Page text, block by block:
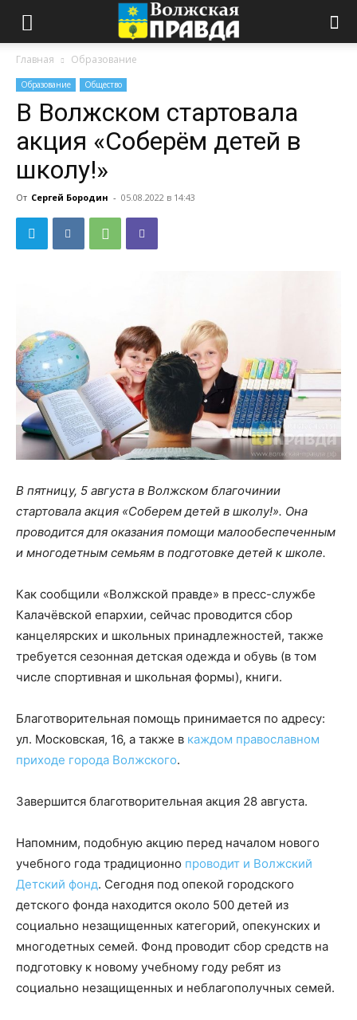
Главная Образование
Образование Общество
В Волжском стартовала
акция «Соберём детей в
школу!»
От Сергей Бородин - 05.08.2022 в 14:43
В пятницу, 5 августа в Волжском благочинии
стартовала акция «Соберем детей в школу!». Она
проводится для оказания помощи малообеспеченным
и многодетным семьям в подготовке детей к школе.
Как сообщили «Волжской правде» в пресс-службе
Калачёвской епархии, сейчас проводится сбор
канцелярских и школьных принадлежностей, также
требуется сезонная детская одежда и обувь (в том
числе спортивная и школьная формы), книги.
Благотворительная помощь принимается по адресу:
ул. Московская, 16, а также в каждом православном
приходе города Волжского.
Завершится благотворительная акция 28 августа.
Напомним, подобную акцию перед началом нового
учебного года традиционно проводит и Волжский
Детский фонд. Сегодня под опекой городского
детского фонда находится около 500 детей из
социально незащищенных категорий, опекунских и
многодетных семей. Фонд проводит сбор средств на
подготовку к новому учебному году ребят из
социально незащищенных и неблагополучных семей.